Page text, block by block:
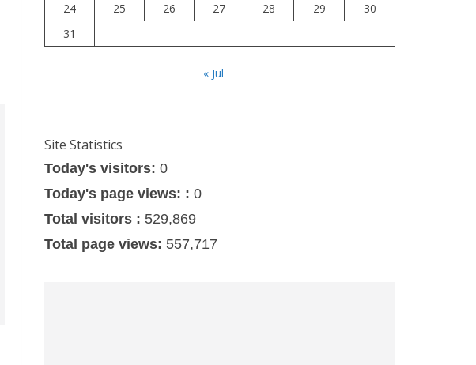
24
25 26 27 28 29
30
31
« Jul
Site Statistics
Today's visitors: 0
Today's page views: : 0
Total visitors : 529,869
Total page views: 557,717